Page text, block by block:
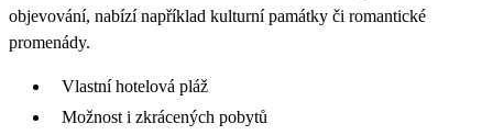
objevování, nabízí například kulturní památky či romantické
promenády.
Vlastní hotelová pláž
Možnost i zkrácených pobytů